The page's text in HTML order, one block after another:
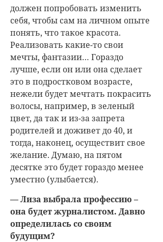
должен попробовать изменить
себя, чтобы сам на личном опыте
понять, что такое красота.
Реализовать какие-то свои
мечты, фантазии… Гораздо
лучше, если он или она сделает
это в подростковом возрасте,
нежели будет мечтать покрасить
волосы, например, в зеленый
цвет, да так и из-за запрета
родителей и доживет до 40, и
тогда, наконец, осуществит свое
желание. Думаю, на пятом
десятке это будет гораздо менее
уместно (улыбается).
— Лиза выбрала профессию –
она будет журналистом. Давно
определилась со своим
будущим?